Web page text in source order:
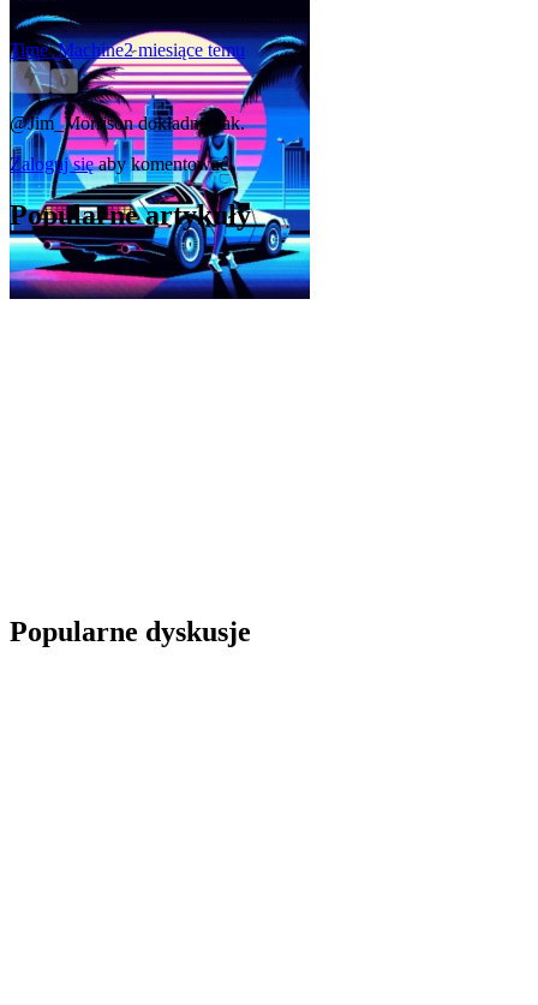
Time_Machine2 miesiące temu
0
@Jim_Morrisondokładnie tak.
Zaloguj sięaby komentować
Popularne artykuły
Popularne dyskusje